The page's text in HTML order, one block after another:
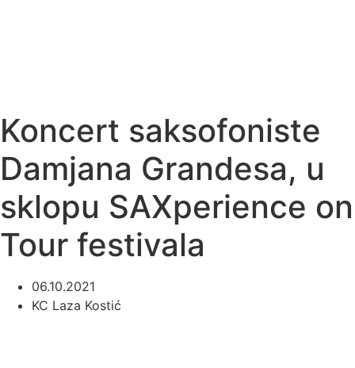
Koncert saksofoniste
Damjana Grandesa, u
sklopu SAXperience on
Tour festivala
06.10.2021
KC Laza Kostić